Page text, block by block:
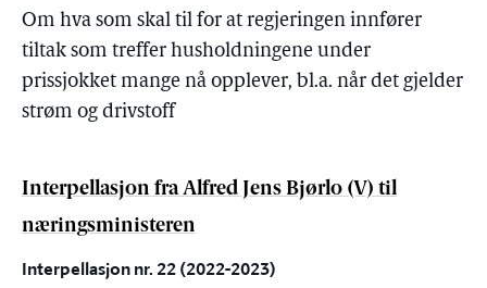
Om hva som skal til for at regjeringen innfører
tiltak som treffer husholdningene under
prissjokket mange nå opplever, bl.a. når det gjelder
strøm og drivstoff
Interpellasjon fra Alfred Jens Bjørlo (V) til
næringsministeren
Interpellasjon nr. 22 (2022-2023)